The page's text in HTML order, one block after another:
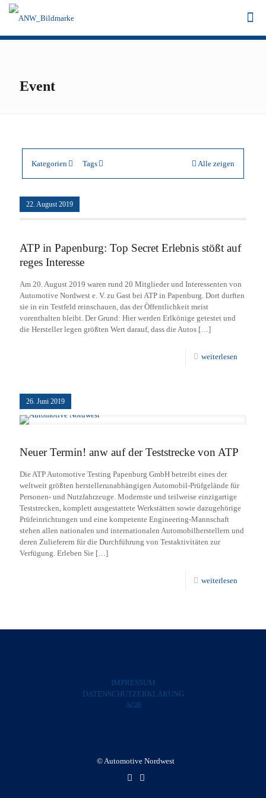
Event
Kategorien Tags Alle zeigen
22. August 2019
ATP in Papenburg: Top Secret Erlebnis stößt auf
reges Interesse
Am 20. August 2019 waren rund 20 Mitglieder und Interessenten von
Automotive Nordwest e. V. zu Gast bei ATP in Papenburg. Dort durften
sie in ein Testfeld reinschauen, das der Öffentlichkeit meist
vorenthalten bleibt. Der Grund: Hier werden Erlkönige getestet und
die Hersteller legen größten Wert darauf, dass die Autos […]
weiterlesen
26. Juni 2019
Neuer Termin! anw auf der Teststrecke von ATP
Die ATP Automotive Testing Papenburg GmbH betreibt eines der
weltweit größten herstellerunabhängigen Automobil-Prüfgelände für
Personen- und Nutzfahrzeuge. Modernste und teilweise einzigartige
Teststrecken, komplett ausgestattete Werkstätten sowie dazugehörige
Prüfeinrichtungen und eine kompetente Engineering-Mannschaft
stehen allen nationalen und internationalen Automobilherstellern und
deren Zulieferern für die Durchführung von Testaktivitäten zur
Verfügung. Erleben Sie […]
weiterlesen
IMPRESSUM
DATENSCHUTZERKLÄRUNG
AGB
© Automotive Nordwest